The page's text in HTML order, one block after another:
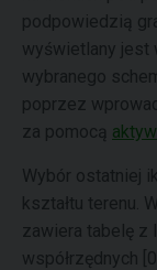
podpowiedzią
wyświetlany jest
wybranego
poprzez
za pomocą
Wybór ostatniej
kształtu terenu.
zawiera tabelę z
współrzędnych